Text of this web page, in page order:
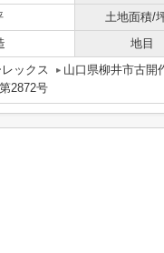
土地面積/
地目
ックス
山口県柳井市古開
2872号